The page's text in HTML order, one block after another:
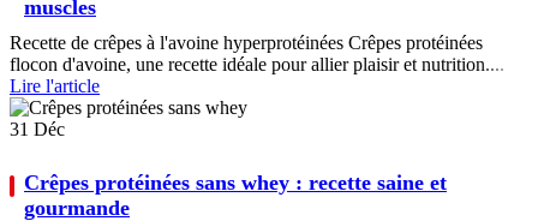
muscles
Recette de crêpes à l'avoine hyperprotéinées Crêpes protéinées
flocon d'avoine, une recette idéale pour allier plaisir et nutrition....
Lire l'article
31 Déc
Crêpes protéinées sans whey : recette saine et
gourmande